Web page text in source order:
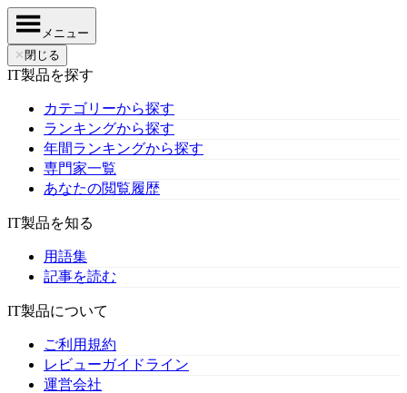
メニュー
✕ 閉じる
IT製品を探す
カテゴリーから探す
ランキングから探す
年間ランキングから探す
専門家一覧
あなたの閲覧履歴
IT製品を知る
用語集
記事を読む
IT製品について
ご利用規約
レビューガイドライン
運営会社